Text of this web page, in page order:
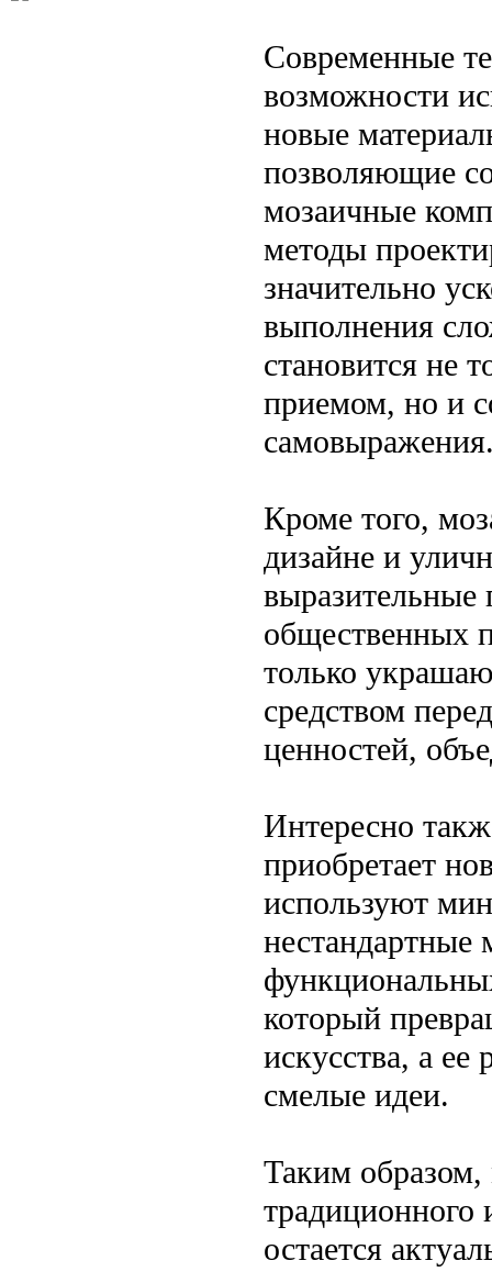
Современные
возможности
новые
позволяющие
мозаичные
методы
значительно
выполнения
становится не
приемом, но и
Кроме того,
дизайне и
выразительные
общественных
только
средством
ценностей,
Интересно
приобретает
используют
нестандартные
который
искусства, а ее
смелые идеи.
Таким образом,
традиционного
остается